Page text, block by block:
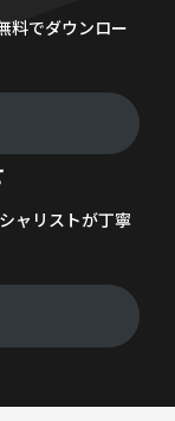
料でダウンロー
ャリストが丁寧